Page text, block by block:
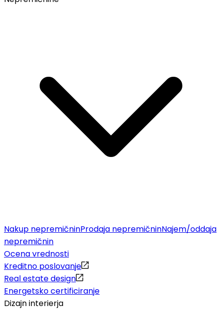
Nakup nepremičninProdaja nepremičninNajem/oddaja
nepremičnin
Ocena vrednosti
Kreditno poslovanje
Real estate design
Energetsko certificiranje
Dizajn interierja